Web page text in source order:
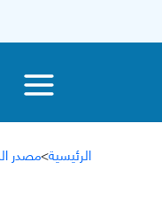
الرئيسية>مصدر